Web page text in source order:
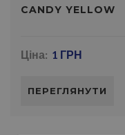
CANDY YELLOW
Ціна: 1 ГРН
ПЕРЕГЛЯНУТИ